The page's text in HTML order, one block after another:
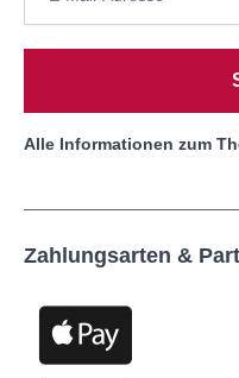
Alle Informationen zum
Zahlungsarten &